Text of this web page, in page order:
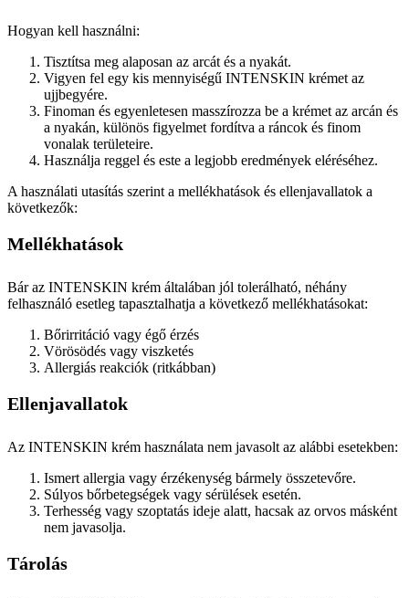
Hogyan kell használni:
Tisztítsa meg alaposan az arcát és a nyakát.
Vigyen fel egy kis mennyiségű INTENSKIN krémet az
ujjbegyére.
Finoman és egyenletesen masszírozza be a krémet az arcán és
a nyakán, különös figyelmet fordítva a ráncok és finom
vonalak területeire.
Használja reggel és este a legjobb eredmények eléréséhez.
A használati utasítás szerint a mellékhatások és ellenjavallatok a
következők:
Mellékhatások
Bár az INTENSKIN krém általában jól tolerálható, néhány
felhasználó esetleg tapasztalhatja a következő mellékhatásokat:
Bőrirritáció vagy égő érzés
Vörösödés vagy viszketés
Allergiás reakciók (ritkábban)
Ellenjavallatok
Az INTENSKIN krém használata nem javasolt az alábbi esetekben:
Ismert allergia vagy érzékenység bármely összetevőre.
Súlyos bőrbetegségek vagy sérülések esetén.
Terhesség vagy szoptatás ideje alatt, hacsak az orvos másként
nem javasolja.
Tárolás